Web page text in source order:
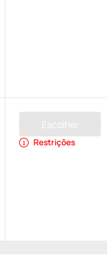
Escolher
Restrições